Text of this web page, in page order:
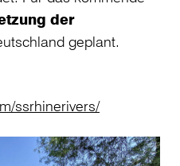
der
geplant.
ssrhinerivers/